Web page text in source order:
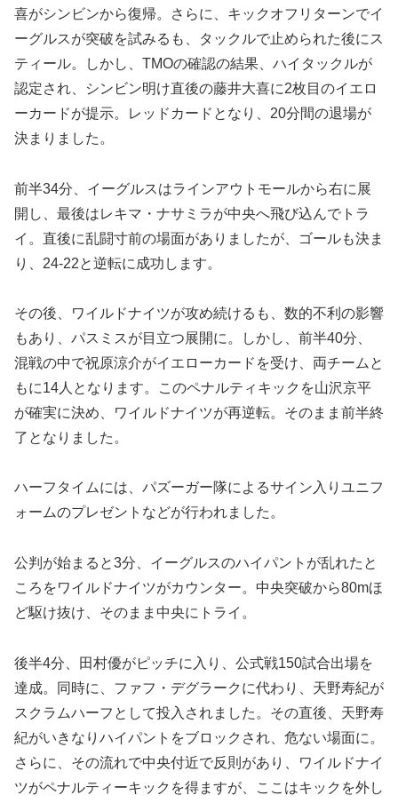
喜がシンビンから復帰。さらに、キックオフリターンでイ
ーグルスが突破を試みるも、タックルで止められた後にス
ティール。しかし、TMOの確認の結果、ハイタックルが
認定され、シンビン明け直後の藤井大喜に2枚目のイエロ
ーカードが提示。レッドカードとなり、20分間の退場が
決まりました。
前半34分、イーグルスはラインアウトモールから右に展
開し、最後はレキマ・ナサミラが中央へ飛び込んでトラ
イ。直後に乱闘寸前の場面がありましたが、ゴールも決ま
り、24-22と逆転に成功します。
その後、ワイルドナイツが攻め続けるも、数的不利の影響
もあり、パスミスが目立つ展開に。しかし、前半40分、
混戦の中で祝原涼介がイエローカードを受け、両チームと
もに14人となります。このペナルティキックを山沢京平
が確実に決め、ワイルドナイツが再逆転。そのまま前半終
了となりました。
ハーフタイムには、パズーガー隊によるサイン入りユニフ
ォームのプレゼントなどが行われました。
公判が始まると3分、イーグルスのハイパントが乱れたと
ころをワイルドナイツがカウンター。中央突破から80mほ
ど駆け抜け、そのまま中央にトライ。
後半4分、田村優がピッチに入り、公式戦150試合出場を
達成。同時に、ファフ・デグラークに代わり、天野寿紀が
スクラムハーフとして投入されました。その直後、天野寿
紀がいきなりハイパントをブロックされ、危ない場面に。
さらに、その流れで中央付近で反則があり、ワイルドナイ
ツがペナルティーキックを得ますが、ここはキックを外し